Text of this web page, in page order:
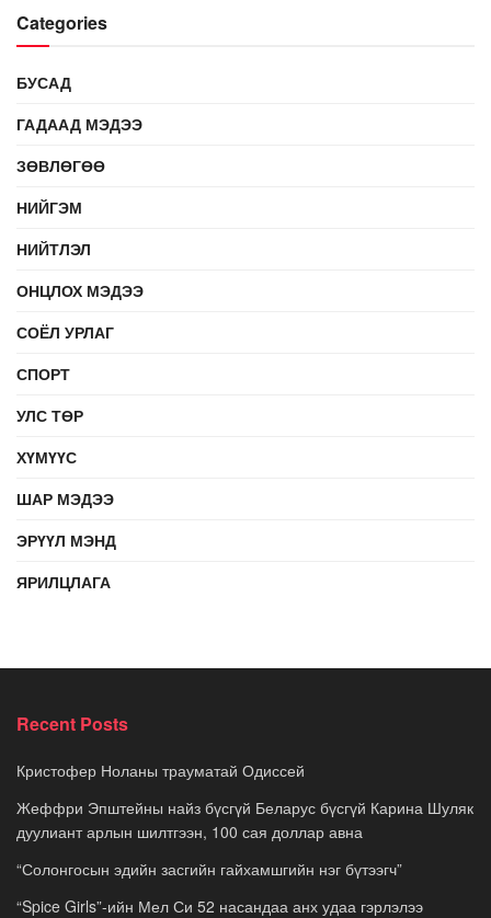
Categories
БУСАД
ГАДААД МЭДЭЭ
ЗӨВЛӨГӨӨ
НИЙГЭМ
НИЙТЛЭЛ
ОНЦЛОХ МЭДЭЭ
СОЁЛ УРЛАГ
СПОРТ
УЛС ТӨР
ХҮМҮҮС
ШАР МЭДЭЭ
ЭРҮҮЛ МЭНД
ЯРИЛЦЛАГА
Recent Posts
Кристофер Ноланы трауматай Одиссей
Жеффри Эпштейны найз бүсгүй Беларус бүсгүй Карина Шуляк
дуулиант арлын шилтгээн, 100 сая доллар авна
“Солонгосын эдийн засгийн гайхамшгийн нэг бүтээгч”
“Spice Girls”-ийн Мел Си 52 насандаа анх удаа гэрлэлээ